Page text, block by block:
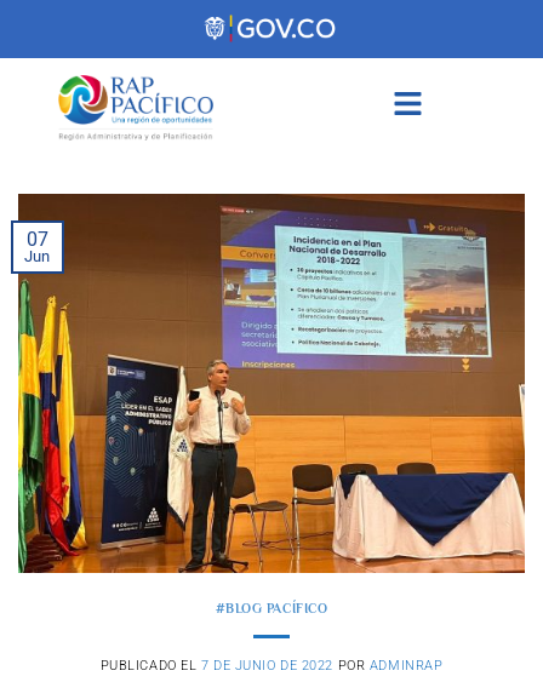
07
Jun
#BLOG PACÍFICO
PUBLICADO EL 7 DE JUNIO DE 2022 POR ADMINRAP